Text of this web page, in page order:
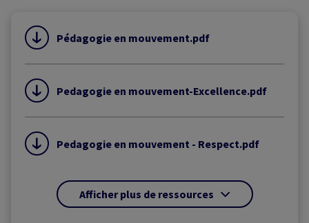
Pédagogie en mouvement.pdf
Pedagogie en mouvement-Excellence.pdf
Pedagogie en mouvement - Respect.pdf
Afficher plus de ressources